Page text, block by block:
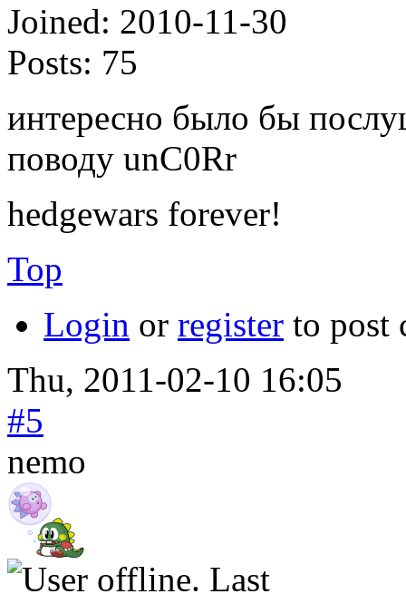
Joined: 2010-11-30
Posts: 75
интересно было бы
поводу unC0Rr
hedgewars forever!
Top
Login or register to post
Thu, 2011-02-10 16:05
#5
nemo